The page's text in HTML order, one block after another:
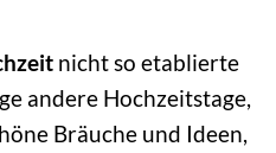
nicht so etablierte
andere Hochzeitstage,
Bräuche und Ideen,